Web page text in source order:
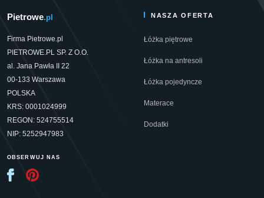
Pietrowe.pl
Firma Pietrowe.pl
PIETROWE.PL SP. Z O.O.
al. Jana Pawła II 22
00-133 Warszawa
POLSKA
KRS: 0001024999
REGON: 524755514
NIP: 5252947983
OBSERWUJ NAS
NASZA OFERTA
Łóżka piętrowe
Łóżka na antresoli
Łóżka pojedyncze
Materace
Dodatki